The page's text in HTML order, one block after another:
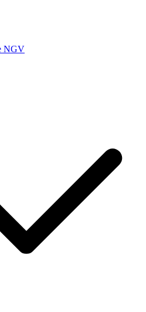
NGV